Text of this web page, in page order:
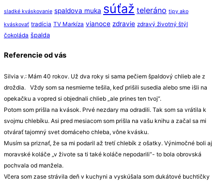
sladké kváskovanie spaldova muka súťaž teleráno tipy ako
kváskovať tradícia TV Markíza vianoce zdravie zdravý životný štýl
čokoláda špalda
Referencie od vás
Silvia v.: Mám 40 rokov. Už dva roky si sama pečiem špaldový chlieb ale z
droždia. Vždy som sa nesmierne tešila, keď prišili susedia alebo sme išli na
opekačku a vopred si objednali chlieb „ale prines ten tvoj“.
Potom som prišla na kvások. Prvé nezdary ma odradili. Tak som sa vrátila k
svojmu chlebíku. Asi pred mesiacom som prišla na vašu knihu a začal sa mi
otvárať tajomný svet domáceho chleba, vône kvásku.
Musím sa priznať, že sa mi podaril až tretí chlebík z ošatky. Výnimočné boli aj
moravské koláče „v živote sa ti také koláče nepodarili“- to bola obrovská
pochvala od manžela.
Včera som zase strávila deň v kuchyni a vyskúšala som dukátové buchtičky